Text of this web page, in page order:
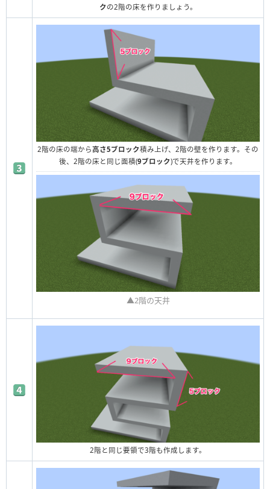
クの2階の床を作りましょう。
2階の床の端から高さ5ブロック積み上げ、2階の壁を作ります。その
後、2階の床と同じ面積(9ブロック)で天井を作ります。
▲2階の天井
2階と同じ要領で3階も作成します。